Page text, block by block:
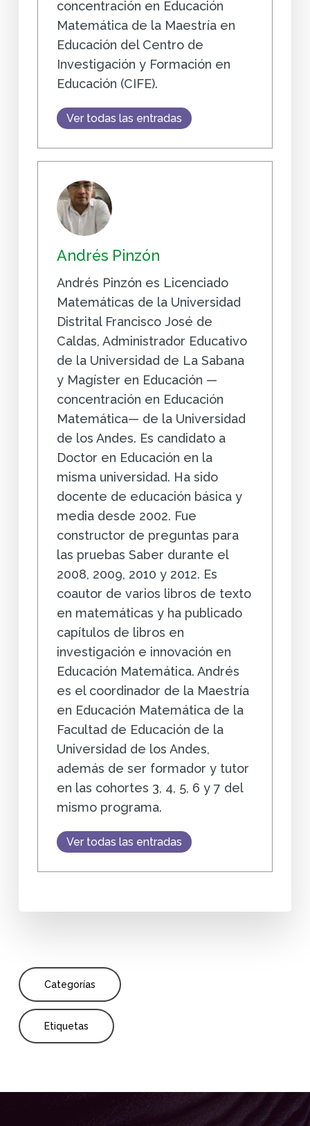
concentración en Educación
Matemática de la Maestría en
Educación del Centro de
Investigación y Formación en
Educación (CIFE).
Ver todas las entradas
Andrés Pinzón
Andrés Pinzón es Licenciado
Matemáticas de la Universidad
Distrital Francisco José de
Caldas, Administrador Educativo
de la Universidad de La Sabana
y Magíster en Educación —
concentración en Educación
Matemática— de la Universidad
de los Andes. Es candidato a
Doctor en Educación en la
misma universidad. Ha sido
docente de educación básica y
media desde 2002. Fue
constructor de preguntas para
las pruebas Saber durante el
2008, 2009, 2010 y 2012. Es
coautor de varios libros de texto
en matemáticas y ha publicado
capítulos de libros en
investigación e innovación en
Educación Matemática. Andrés
es el coordinador de la Maestría
en Educación Matemática de la
Facultad de Educación de la
Universidad de los Andes,
además de ser formador y tutor
en las cohortes 3, 4, 5, 6 y 7 del
mismo programa.
Ver todas las entradas
Categorías
Etiquetas